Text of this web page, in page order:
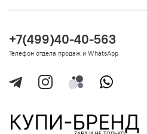
+7(499)40-40-563
Телефон отдела продаж и WhatsApp